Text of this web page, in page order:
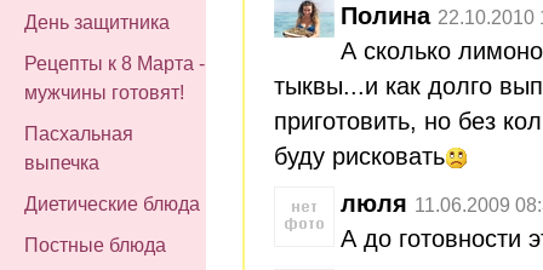
День защитника
Рецепты к 8 Марта -
мужчины готовят!
Пасхальная
выпечка
Диетические блюда
Постные блюда
Полина 22.10.2010
А сколько
тыквы...и как долго
приготовить, но без
буду рисковать
люля 11.06.2009
А до готовности